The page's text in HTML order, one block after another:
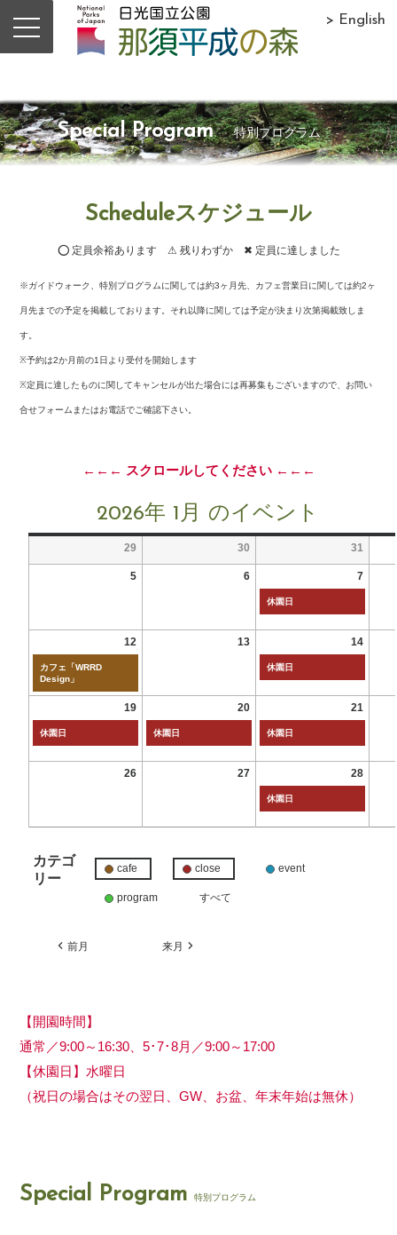
> English
Special Program 特別プログラム
Scheduleスケジュール
⭕ 定員余裕あります ⚠ 残りわずか ✖ 定員に達しました
※ガイドウォーク、特別プログラムに関しては約3ヶ月先、カフェ営業日に関しては約2ヶ
月先までの予定を掲載しております。それ以降に関しては予定が決まり次第掲載致しま
す。
※予約は2か月前の1日より受付を開始します
※定員に達したものに関してキャンセルが出た場合には再募集もございますので、お問い
合せフォームまたはお電話でご確認下さい。
←←← スクロールしてください ←←←
2026年 1月 のイベント
29 30 31
5 6 7
休園日
12
カフェ「WRRD
Design」
13 14
休園日
19
休園日
20
休園日
21
休園日
26 27 28
休園日
カテゴ
リー
cafe close event
program すべて
前月 来月
【開園時間】
通常／9:00～16:30、5･7･8月／9:00～17:00
【休園日】水曜日
（祝日の場合はその翌日、GW、お盆、年末年始は無休）
Special Program 特別プログラム